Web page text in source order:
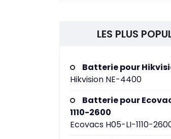
LES PLUS
Batterie pour
Hikvision NE-4400
Batterie pour
1110-2600
Ecovacs H05-LI-1110-